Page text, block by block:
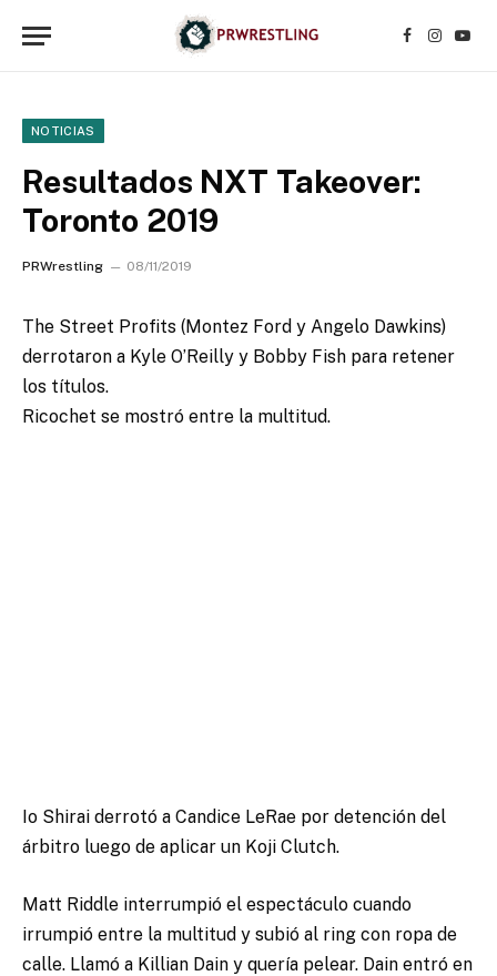
Facebook
NOTICIAS
Resultados NXT Takeover:
Toronto 2019
PRWrestling 08/11/2019
The Street Profits (Montez Ford y Angelo Dawkins)
derrotaron a Kyle O’Reilly y Bobby Fish para retener
los títulos.
Ricochet se mostró entre la multitud.
Io Shirai derrotó a Candice LeRae por detención del
árbitro luego de aplicar un Koji Clutch.
Matt Riddle interrumpió el espectáculo cuando
irrumpió entre la multitud y subió al ring con ropa de
calle. Llamó a Killian Dain y quería pelear. Dain entró en